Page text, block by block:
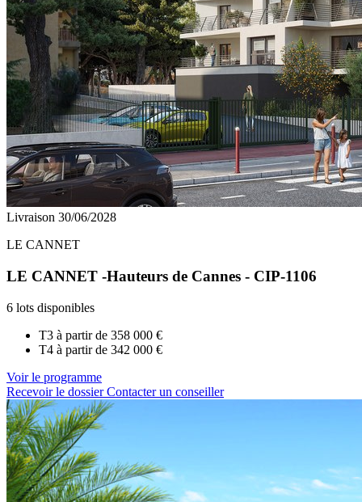
Livraison 30/06/2028
LE CANNET
LE CANNET -Hauteurs de Cannes - CIP-1106
6 lots disponibles
T3 à partir de 358 000 €
T4 à partir de 342 000 €
Voir le programme
Recevoir le dossierContacter un conseiller